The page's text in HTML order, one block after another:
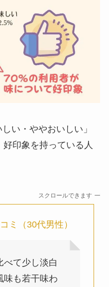
い・ややおいしい」
好印象を持っている人
スクロールできます
ミ（30代男性）
べて少し淡白
味も若干味わ